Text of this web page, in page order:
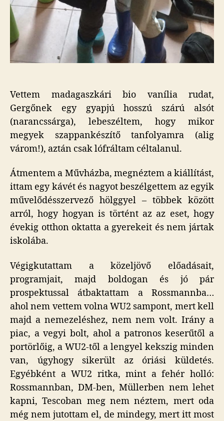
Vettem madagaszkári bio vanília rudat,
Gergőnek egy gyapjú hosszú szárú alsót
(narancssárga), lebeszéltem, hogy mikor
megyek szappankészítő tanfolyamra (alig
várom!), aztán csak lófráltam céltalanul.
Átmentem a Művházba, megnéztem a kiállítást,
ittam egy kávét és nagyot beszélgettem az egyik
művelődésszervező hölggyel – többek között
arról, hogy hogyan is történt az az eset, hogy
évekig otthon oktatta a gyerekeit és nem jártak
iskolába.
Végigkutattam a közeljövő előadásait,
programjait, majd boldogan és jó pár
prospektussal átbaktattam a Rossmannba…
ahol nem vettem volna WU2 sampont, mert kell
majd a nemezeléshez, nem nem volt. Irány a
piac, a vegyi bolt, ahol a patronos keserűtől a
portörlőig, a WU2-től a lengyel kekszig minden
van, úgyhogy sikerült az óriási küldetés.
Egyébként a WU2 ritka, mint a fehér holló:
Rossmannban, DM-ben, Müllerben nem lehet
kapni, Tescoban meg nem néztem, mert oda
még nem jutottam el, de mindegy, mert itt most